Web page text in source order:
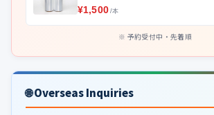
¥1,500 /本
予約受付中・先着順
🌐 Overseas Inquiries